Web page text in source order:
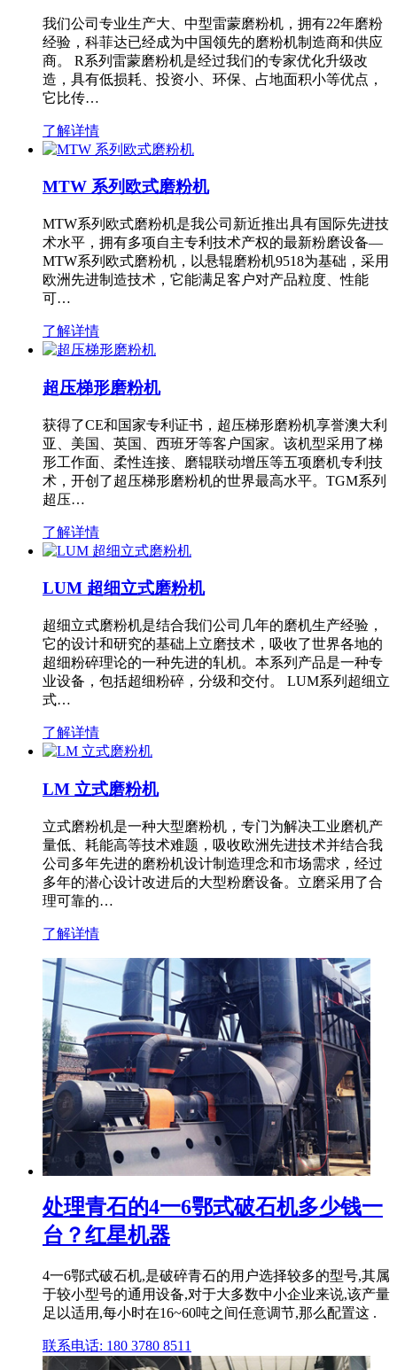
我们公司专业生产大、中型雷蒙磨粉机，拥有22年磨粉
经验，科菲达已经成为中国领先的磨粉机制造商和供应
商。 R系列雷蒙磨粉机是经过我们的专家优化升级改
造，具有低损耗、投资小、环保、占地面积小等优点，
它比传…
了解详情
MTW 系列欧式磨粉机
MTW系列欧式磨粉机是我公司新近推出具有国际先进技
术水平，拥有多项自主专利技术产权的最新粉磨设备—
MTW系列欧式磨粉机，以悬辊磨粉机9518为基础，采用
欧洲先进制造技术，它能满足客户对产品粒度、性能
可…
了解详情
超压梯形磨粉机
获得了CE和国家专利证书，超压梯形磨粉机享誉澳大利
亚、美国、英国、西班牙等客户国家。该机型采用了梯
形工作面、柔性连接、磨辊联动增压等五项磨机专利技
术，开创了超压梯形磨粉机的世界最高水平。TGM系列
超压…
了解详情
LUM 超细立式磨粉机
超细立式磨粉机是结合我们公司几年的磨机生产经验，
它的设计和研究的基础上立磨技术，吸收了世界各地的
超细粉碎理论的一种先进的轧机。本系列产品是一种专
业设备，包括超细粉碎，分级和交付。 LUM系列超细立
式…
了解详情
LM 立式磨粉机
立式磨粉机是一种大型磨粉机，专门为解决工业磨机产
量低、耗能高等技术难题，吸收欧洲先进技术并结合我
公司多年先进的磨粉机设计制造理念和市场需求，经过
多年的潜心设计改进后的大型粉磨设备。立磨采用了合
理可靠的…
了解详情
处理青石的4一6鄂式破石机多少钱一
台？红星机器
4一6鄂式破石机,是破碎青石的用户选择较多的型号,其属
于较小型号的通用设备,对于大多数中小企业来说,该产量
足以适用,每小时在16~60吨之间任意调节,那么配置这 .
联系电话: 180 3780 8511